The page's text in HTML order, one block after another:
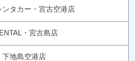
ンタカー・宮古空港店
・宮古島店
下地島空港店